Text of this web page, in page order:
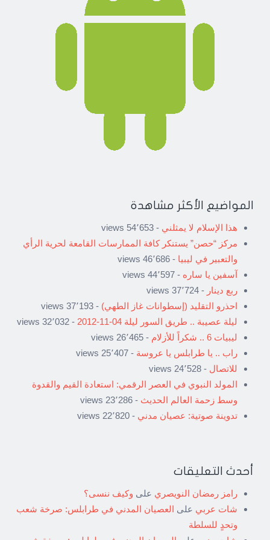
المواضيع الأكثر مشاهدة
هذا الإسلام لا يمثلني - 54٬653 views
مركز “حصن” يستنكر كافة الممارسات القامعة لحرية الرأي
والتعبير في ليبيا - 46٬686 views
آسفين يا ساره - 44٬597 views
ربع دينار - 37٬724 views
احذرو التقليد (إسطوانات غاز الطهي) - 37٬193 views
ليلة عصيبة .. طريق السور ليلة 04-11-2012
- 32٬032 views
ليبيات 6 .. شكراً للأزلام
- 26٬465 views
راب .. يا طرابلس يا عروسة - 25٬407 views
للاتصال - 24٬528 views
المولد النبوي في العصر الرقمي: استعادة القيم والقدوة
وسط زحمة العالم الحديث - 23٬286 views
تدوينة صوتية: عصيان مدني - 22٬820 views
أحدث التعليقات
رامز رمضان النويصري على وكيف ننسى؟
شات عربي على العصيان المدني في طرابلس: صرخة شعب
وتحدٍ للسلطة